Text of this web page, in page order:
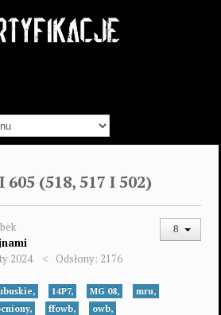
605 (518, 517 I 502)
2024
Odsłony: 2176
14P7, MG 08,
mru,
ffowb,
owb,